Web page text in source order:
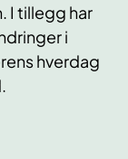
I tillegg har
i
hverdag